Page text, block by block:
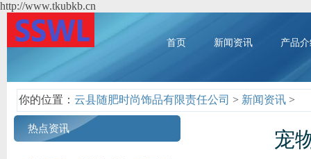
http://www.tkubkb.cn
首页 新闻资讯 产品
你的位置： 云县随肥时尚饰品有限责任公司 > 新闻资讯 >
热点资讯 宠